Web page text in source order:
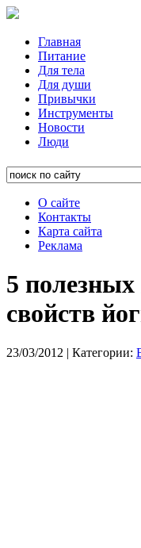
Главная
Питание
Для тела
Для души
Привычки
Инструменты
Новости
Люди
О сайте
Контакты
Карта сайта
Реклама
5
свойств
23/03/2012 | Категории: